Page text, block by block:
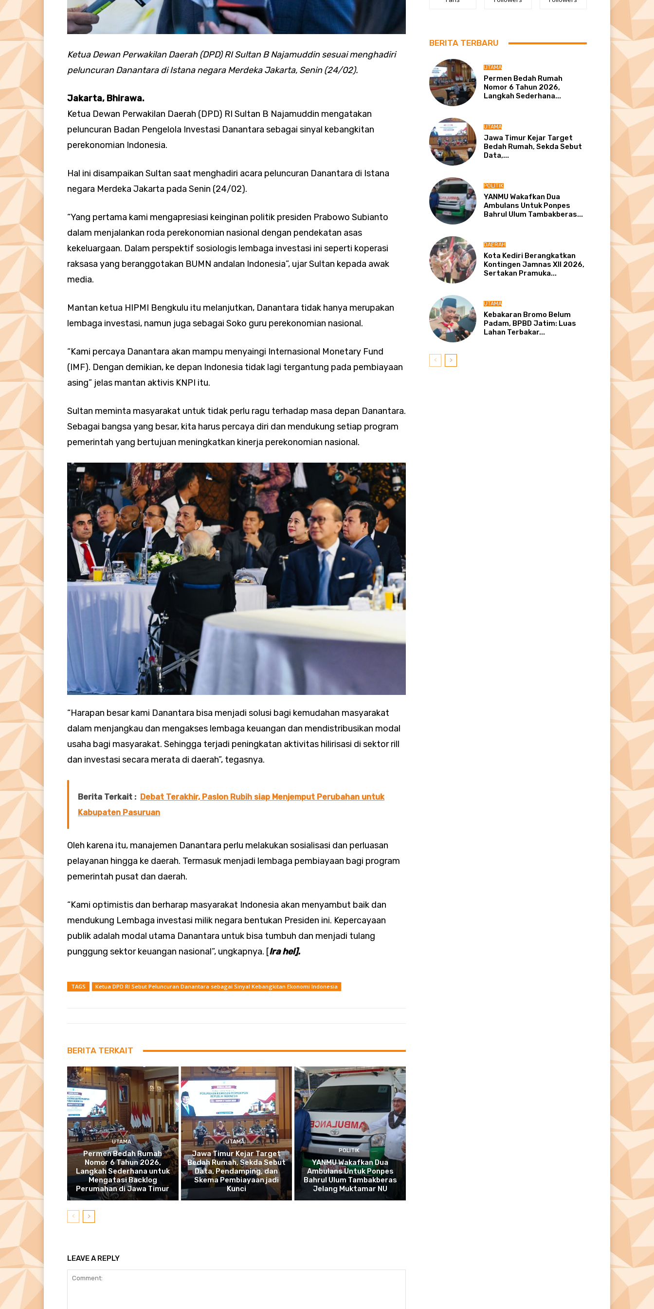
Ketua Dewan Perwakilan Daerah (DPD) RI Sultan B Najamuddin sesuai menghadiri
peluncuran Danantara di Istana negara Merdeka Jakarta, Senin (24/02).
Jakarta, Bhirawa.
Ketua Dewan Perwakilan Daerah (DPD) RI Sultan B Najamuddin mengatakan
peluncuran Badan Pengelola Investasi Danantara sebagai sinyal kebangkitan
perekonomian Indonesia.
Hal ini disampaikan Sultan saat menghadiri acara peluncuran Danantara di Istana
negara Merdeka Jakarta pada Senin (24/02).
“Yang pertama kami mengapresiasi keinginan politik presiden Prabowo Subianto
dalam menjalankan roda perekonomian nasional dengan pendekatan asas
kekeluargaan. Dalam perspektif sosiologis lembaga investasi ini seperti koperasi
raksasa yang beranggotakan BUMN andalan Indonesia”, ujar Sultan kepada awak
media.
Mantan ketua HIPMI Bengkulu itu melanjutkan, Danantara tidak hanya merupakan
lembaga investasi, namun juga sebagai Soko guru perekonomian nasional.
“Kami percaya Danantara akan mampu menyaingi Internasional Monetary Fund
(IMF). Dengan demikian, ke depan Indonesia tidak lagi tergantung pada pembiayaan
asing” jelas mantan aktivis KNPI itu.
Sultan meminta masyarakat untuk tidak perlu ragu terhadap masa depan Danantara.
Sebagai bangsa yang besar, kita harus percaya diri dan mendukung setiap program
pemerintah yang bertujuan meningkatkan kinerja perekonomian nasional.
“Harapan besar kami Danantara bisa menjadi solusi bagi kemudahan masyarakat
dalam menjangkau dan mengakses lembaga keuangan dan mendistribusikan modal
usaha bagi masyarakat. Sehingga terjadi peningkatan aktivitas hilirisasi di sektor rill
dan investasi secara merata di daerah”, tegasnya.
Berita Terkait : Debat Terakhir, Paslon Rubih siap Menjemput Perubahan untuk
Kabupaten Pasuruan
Oleh karena itu, manajemen Danantara perlu melakukan sosialisasi dan perluasan
pelayanan hingga ke daerah. Termasuk menjadi lembaga pembiayaan bagi program
pemerintah pusat dan daerah.
“Kami optimistis dan berharap masyarakat Indonesia akan menyambut baik dan
mendukung Lembaga investasi milik negara bentukan Presiden ini. Kepercayaan
publik adalah modal utama Danantara untuk bisa tumbuh dan menjadi tulang
punggung sektor keuangan nasional”, ungkapnya. [Ira hel].
TAGS Ketua DPD RI Sebut Peluncuran Danantara sebagai Sinyal Kebangkitan Ekonomi Indonesia
BERITA TERKAIT
UTAMA
Permen Bedah Rumah
Nomor 6 Tahun 2026,
Langkah Sederhana untuk
Mengatasi Backlog
Perumahan di Jawa Timur
UTAMA
Jawa Timur Kejar Target
Bedah Rumah, Sekda Sebut
Data, Pendamping, dan
Skema Pembiayaan jadi
Kunci
POLITIK
YANMU Wakafkan Dua
Ambulans Untuk Ponpes
Bahrul Ulum Tambakberas
Jelang Muktamar NU
LEAVE A REPLY
BERITA TERBARU
UTAMA
Permen Bedah Rumah
Nomor 6 Tahun 2026,
Langkah Sederhana...
UTAMA
Jawa Timur Kejar Target
Bedah Rumah, Sekda Sebut
Data,...
POLITIK
YANMU Wakafkan Dua
Ambulans Untuk Ponpes
Bahrul Ulum Tambakberas...
DAERAH
Kota Kediri Berangkatkan
Kontingen Jamnas XII 2026,
Sertakan Pramuka...
UTAMA
Kebakaran Bromo Belum
Padam, BPBD Jatim: Luas
Lahan Terbakar...